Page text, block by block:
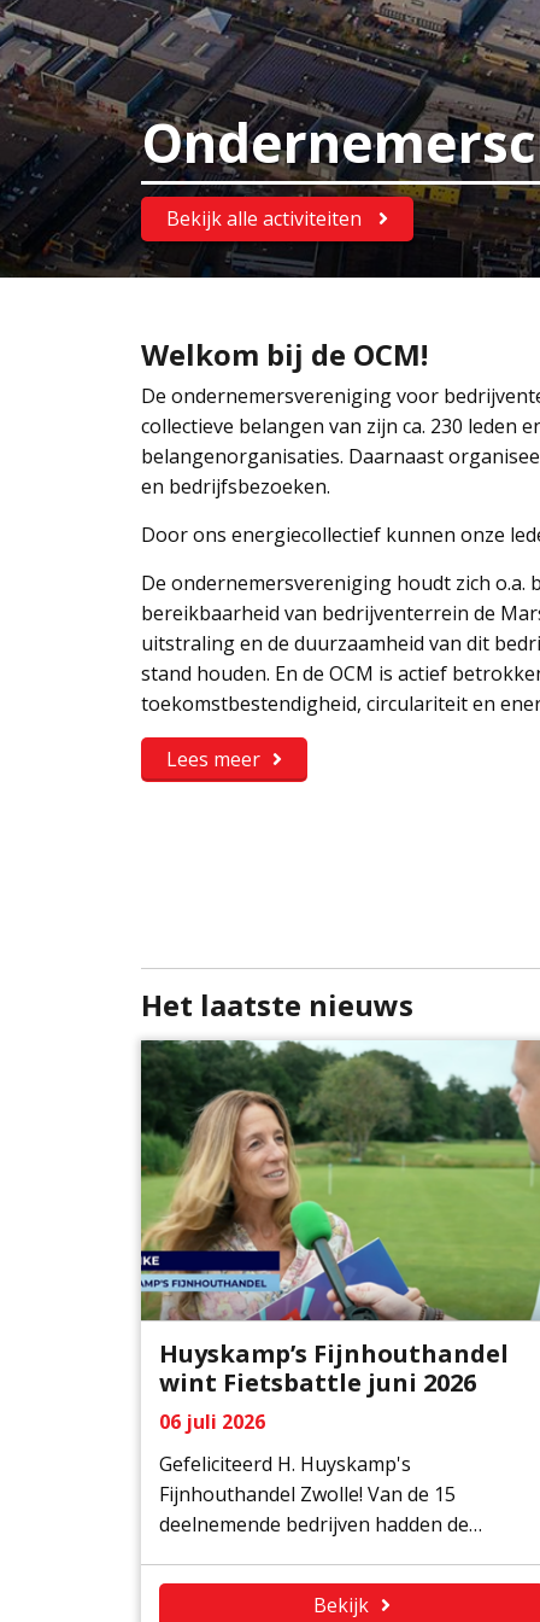
Bekijk alle activiteiten
Welkom bij de OCM!
De ondernemersvereniging voor
collectieve belangen van zijn ca. 230 leden
belangenorganisaties. Daarnaast
en bedrijfsbezoeken.
Door ons energiecollectief kunnen onze
De ondernemersvereniging houdt zich o.a.
bereikbaarheid van bedrijventerrein de
uitstraling en de duurzaamheid van dit
stand houden. En de OCM is actief
toekomstbestendigheid, circulariteit en
Lees meer
Het laatste nieuws
Huyskamp’s Fijnhouthandel
wint Fietsbattle juni 2026
06 juli 2026
Gefeliciteerd H. Huyskamp's
Fijnhouthandel Zwolle! Van de 15
deelnemende bedrijven hadden de
maand juni omgerekend de meeste
kilometers gefietst. De hoofdprijs is een
Bekijk